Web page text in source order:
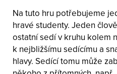
Na tuto hru potřebujeme
hravé studenty. Jeden
ostatní sedí v kruhu kolem
k nejbližšímu sedícímu a
hlavy. Sedící tomu může